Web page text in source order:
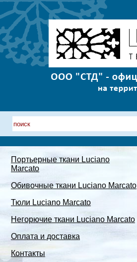
Портьерные ткани Luciano
Marcato
Обивочные ткани Luciano Marcato
Тюли Luciano Marcato
Негорючие ткани Luciano Marcato
Оплата и доставка
Контакты